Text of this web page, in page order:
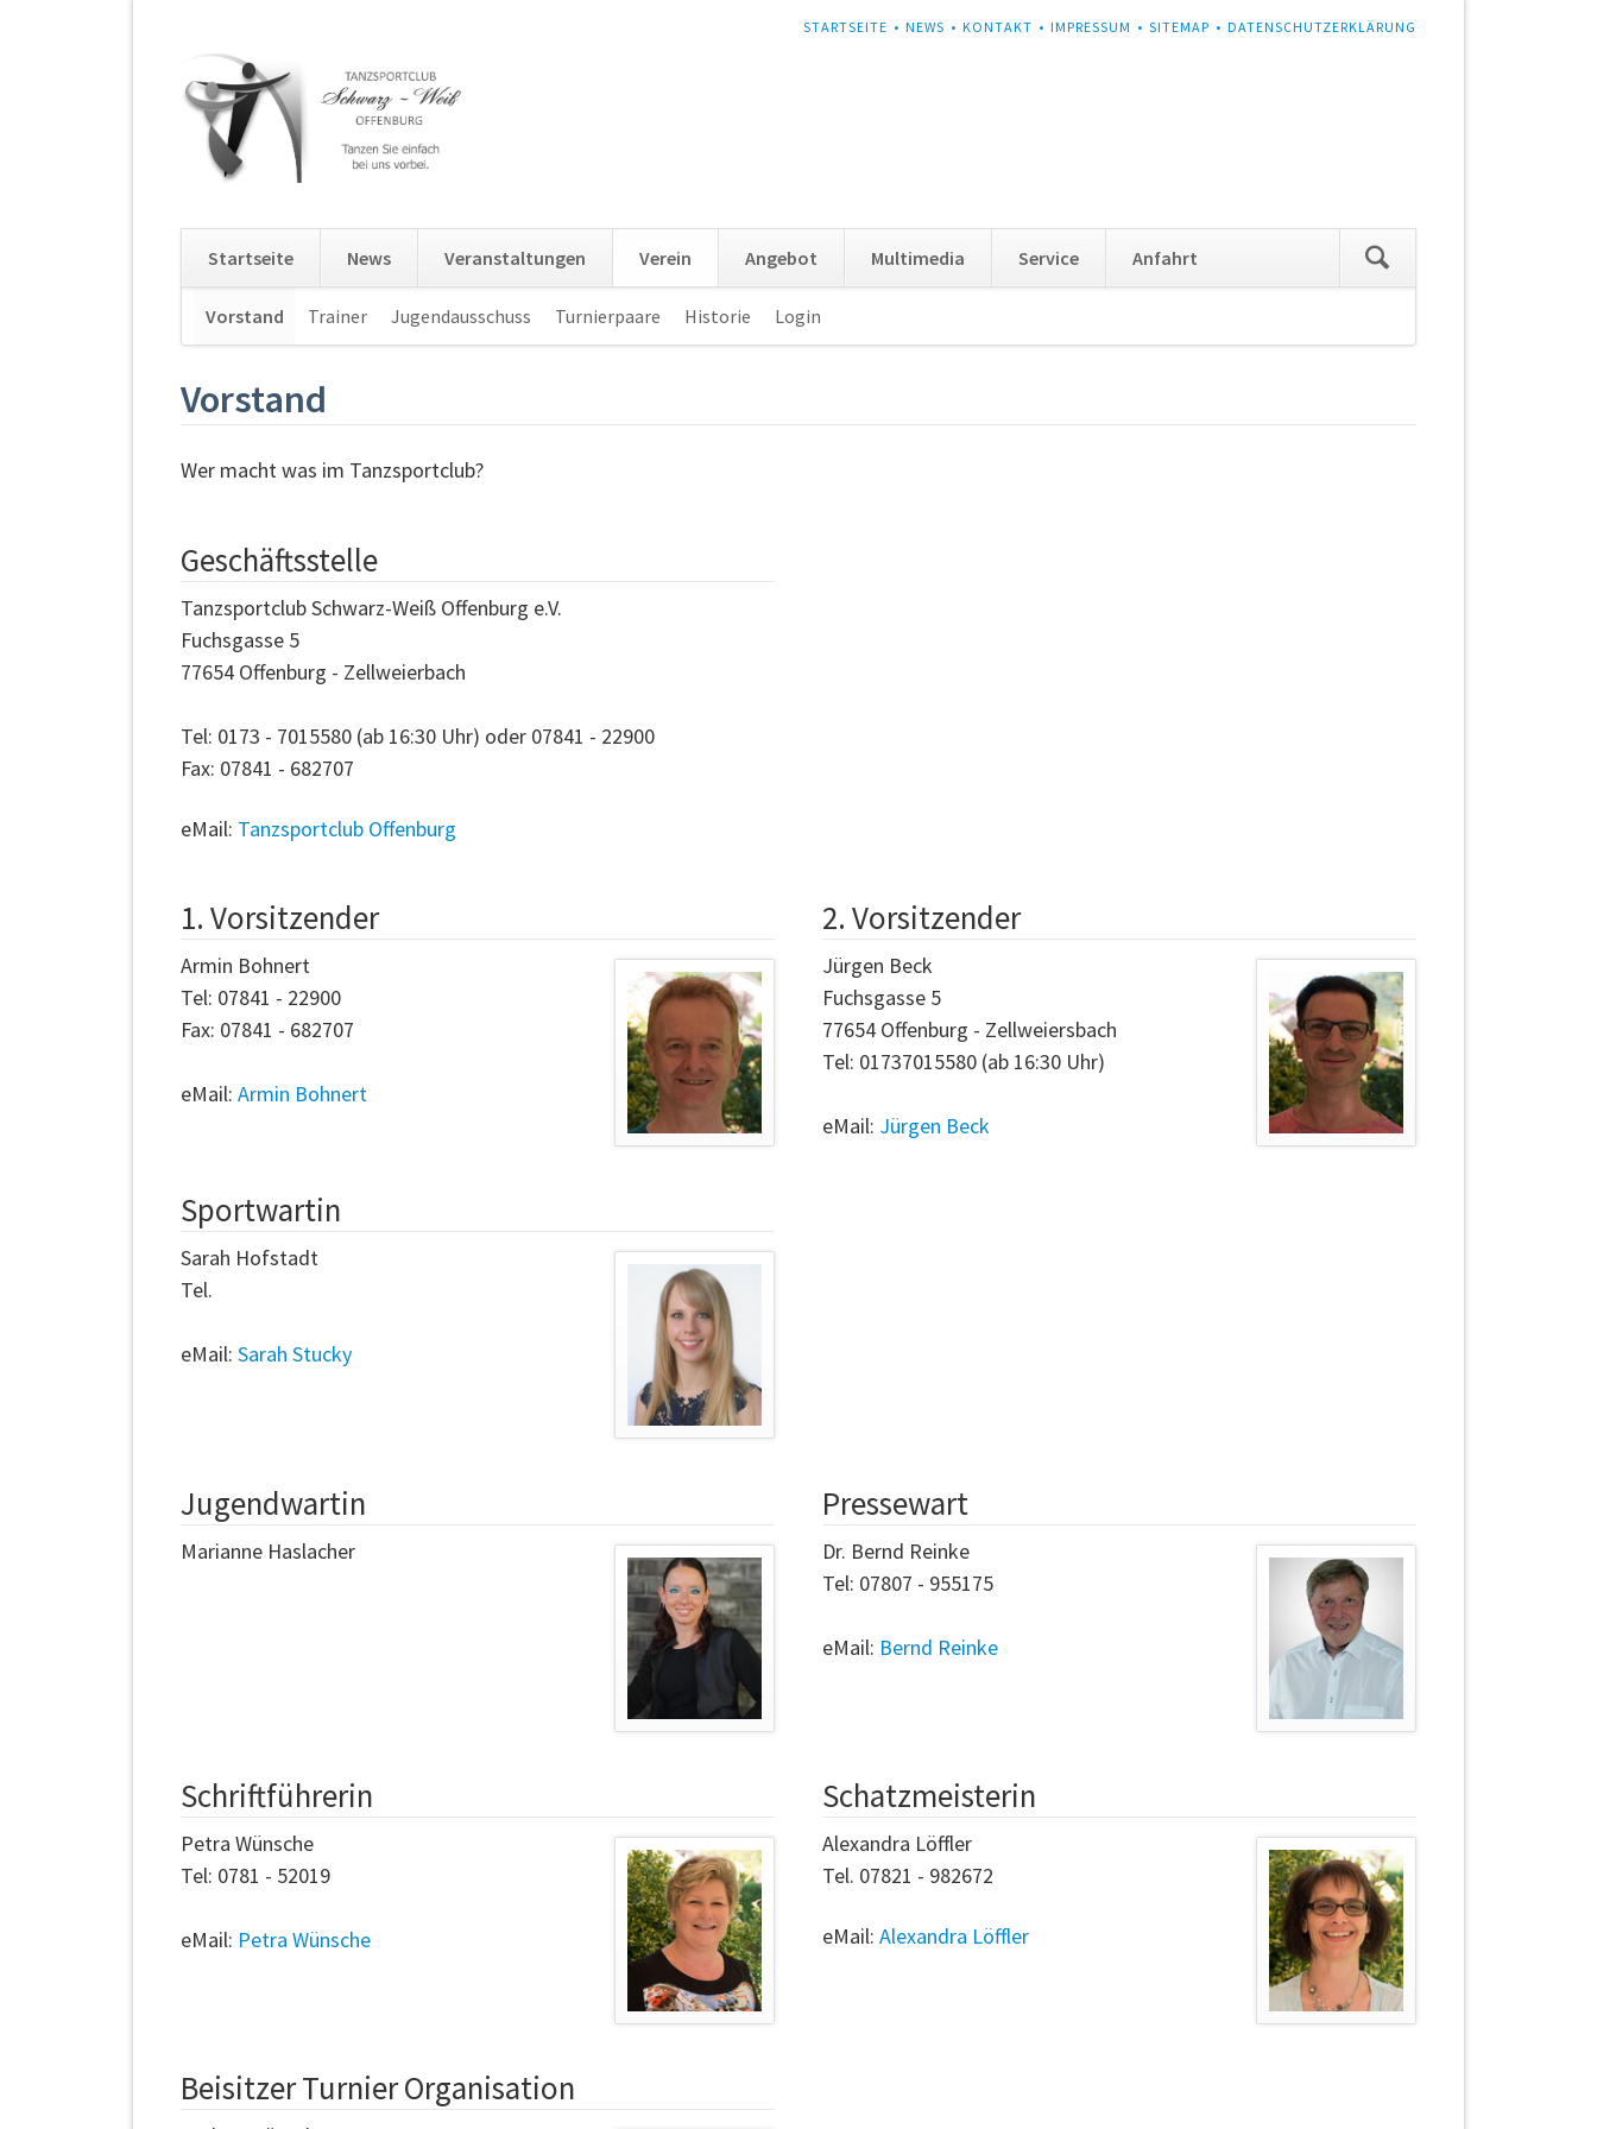
NAVIGATION
STARTSEITE NEWS KONTAKT IMPRESSUM SITEMAP DATENSCHUTZERKLÄRUNG
überspringen
Startseite News Veranstaltungen Verein Angebot Multimedia Service Anfahrt
überspringen
Vorstand Trainer Jugendausschuss Turnierpaare Historie Login
Vorstand
Wer macht was im Tanzsportclub?
Geschäftsstelle
Tanzsportclub Schwarz-Weiß Offenburg e.V.
Fuchsgasse 5
77654 Offenburg - Zellweierbach
Tel: 0173 - 7015580 (ab 16:30 Uhr) oder 07841 - 22900
Fax: 07841 - 682707
eMail: Tanzsportclub Offenburg
1. Vorsitzender
Armin Bohnert
Tel: 07841 - 22900
Fax: 07841 - 682707
eMail: Armin Bohnert
2. Vorsitzender
Jürgen Beck
Fuchsgasse 5
77654 Offenburg - Zellweiersbach
Tel: 01737015580 (ab 16:30 Uhr)
eMail: Jürgen Beck
Sportwartin
Sarah Hofstadt
Tel.
eMail: Sarah Stucky
Jugendwartin
Marianne Haslacher
Pressewart
Dr. Bernd Reinke
Tel: 07807 - 955175
eMail: Bernd Reinke
Schriftführerin
Petra Wünsche
Tel: 0781 - 52019
eMail: Petra Wünsche
Schatzmeisterin
Alexandra Löffler
Tel. 07821 - 982672
eMail: Alexandra Löffler
Beisitzer Turnier Organisation